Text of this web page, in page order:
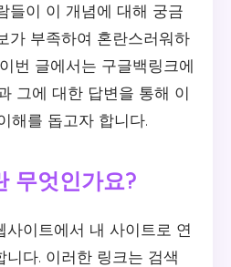
들이 이 개념에 대해 궁금
가 부족하여 혼란스러워하
번 글에서는 구글백링크에
그에 대한 답변을 통해 이
해를 돕고자 합니다.
무엇인가요?
사이트에서 내 사이트로 연
다. 이러한 링크는 검색